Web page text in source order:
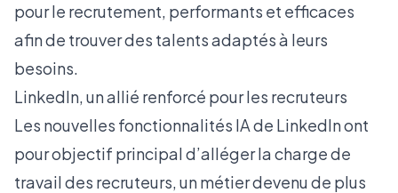
pour le recrutement, performants et efficaces
afin de trouver des talents adaptés à leurs
besoins.
LinkedIn, un allié renforcé pour les recruteurs
Les nouvelles fonctionnalités IA de LinkedIn ont
pour objectif principal d’alléger la charge de
travail des recruteurs, un métier devenu de plus